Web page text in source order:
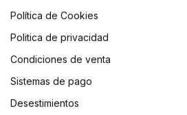
Política de Cookies
Politica de privacidad
Condiciones de venta
Sistemas de pago
Desestimientos